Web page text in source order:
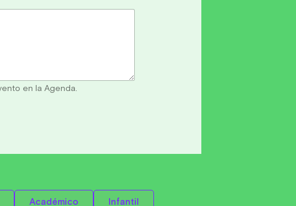
en la Agenda.
Académico Infantil